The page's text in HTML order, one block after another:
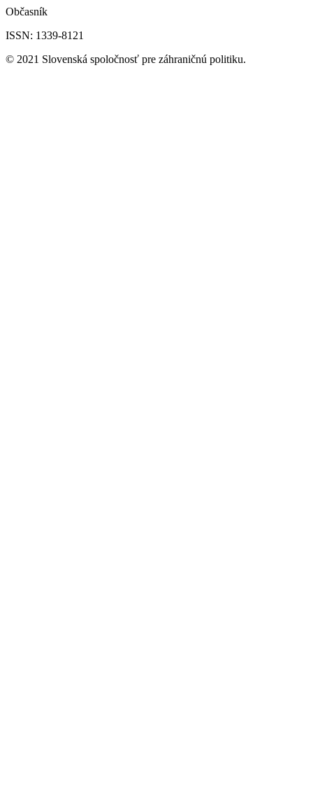
Občasník
ISSN: 1339-8121
© 2021 Slovenská spoločnosť pre záhraničnú politiku.